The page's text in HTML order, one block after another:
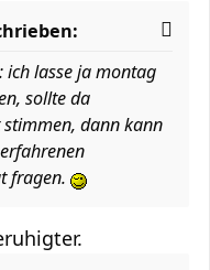
ich lasse ja montag
sollte da
dann kann
fragen.